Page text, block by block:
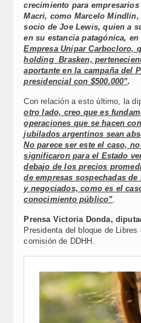
crecimiento para
Macri, como Marcelo
socio de Joe Lewis, quien a
en su estancia patagónica,
Empresa Unipar Carbocloro,
holding Brasken,
aportante en la campaña del
presidencial con $500.000”.
Con relación a esto último, la
otro lado, creo que es
operaciones que se hacen
jubilados argentinos sean
No parece ser este el caso,
significaron para el Estado
debajo de los precios
de empresas sospechadas
y negociados, como es el
conocimiento público”.
Prensa Victoria Donda,
Presidenta del bloque de
comisión de DDHH.